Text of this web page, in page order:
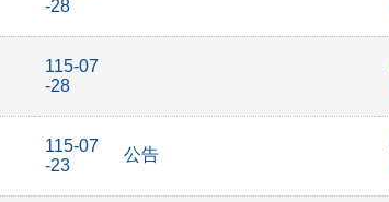
-28
115-07
-28
115-07
-23
公告